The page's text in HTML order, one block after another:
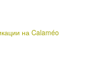
на Calaméo